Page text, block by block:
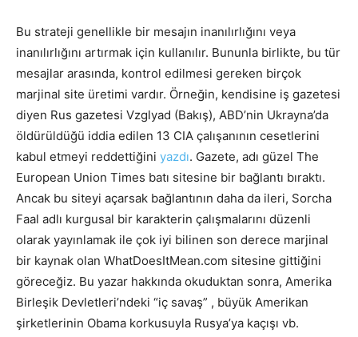
Bu strateji genellikle bir mesajın inanılırlığını veya
inanılırlığını artırmak için kullanılır. Bununla birlikte, bu tür
mesajlar arasında, kontrol edilmesi gereken birçok
marjinal site üretimi vardır. Örneğin, kendisine iş gazetesi
diyen Rus gazetesi Vzglyad (Bakış), ABD’nin Ukrayna’da
öldürüldüğü iddia edilen 13 CIA çalışanının cesetlerini
kabul etmeyi reddettiğini yazdı. Gazete, adı güzel The
European Union Times batı sitesine bir bağlantı bıraktı.
Ancak bu siteyi açarsak bağlantının daha da ileri, Sorcha
Faal adlı kurgusal bir karakterin çalışmalarını düzenli
olarak yayınlamak ile çok iyi bilinen son derece marjinal
bir kaynak olan WhatDoesItMean.com sitesine gittiğini
göreceğiz. Bu yazar hakkında okuduktan sonra, Amerika
Birleşik Devletleri’ndeki “iç savaş” , büyük Amerikan
şirketlerinin Obama korkusuyla Rusya’ya kaçışı vb.